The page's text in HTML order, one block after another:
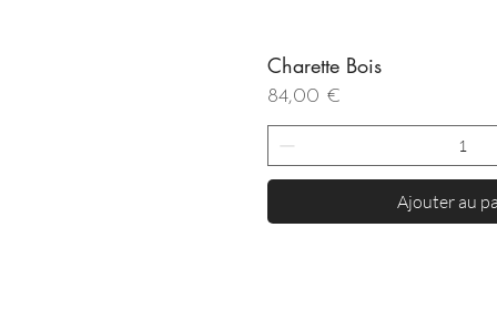
Charette Bois
Prix
84,00 €
Ajouter au